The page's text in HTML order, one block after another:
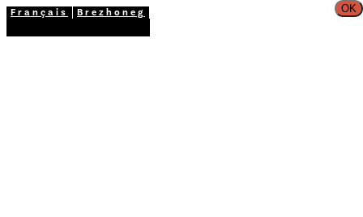
Français Brezhoneg OK